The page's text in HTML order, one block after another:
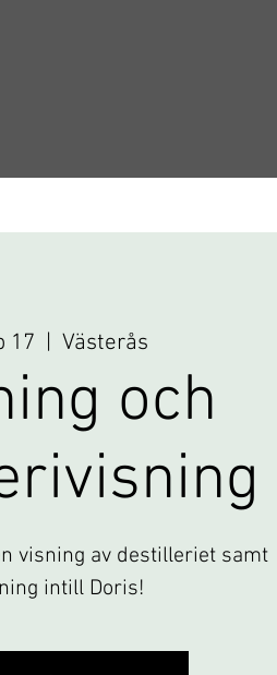
17
  |
Västerås
och
visning av destilleriet samt
intill Doris!